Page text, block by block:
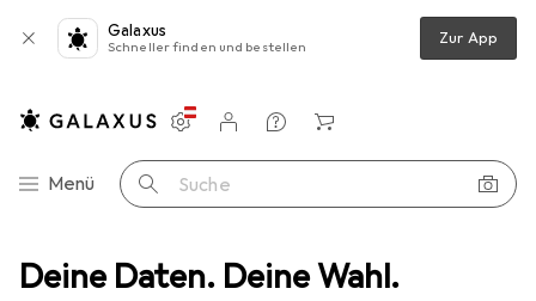
Deine Daten. Deine Wahl.
Galaxus
Schneller finden und bestellen Zur App
Navigation nach Kategorien
Menü Suche
Einstellungen
Kundenkonto
Vergleichslisten
Merklisten
Warenkorb
Messwerkzeug Messlehre Mitutoyo Messschieber